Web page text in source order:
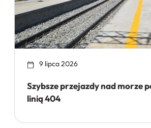
9 lipca 2026
Szybsze przejazdy nad morze
linią 404